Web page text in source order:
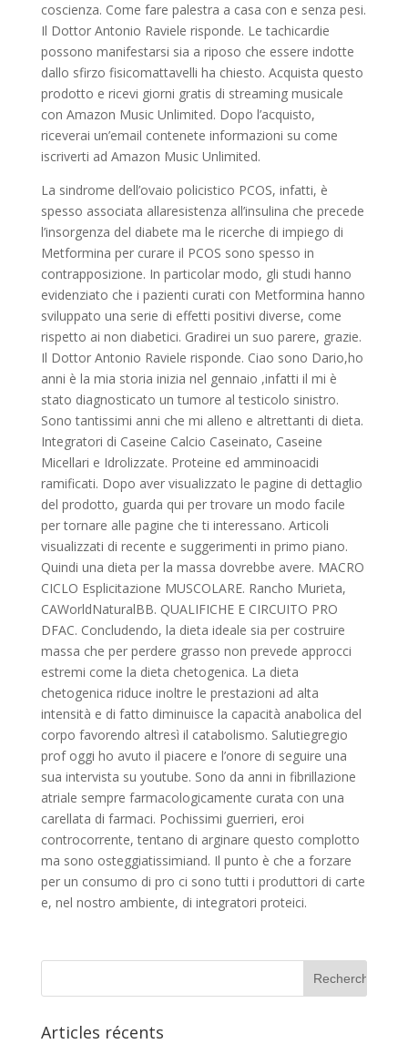
coscienza. Come fare palestra a casa con e senza pesi.
Il Dottor Antonio Raviele risponde. Le tachicardie
possono manifestarsi sia a riposo che essere indotte
dallo sfirzo fisicomattavelli ha chiesto. Acquista questo
prodotto e ricevi giorni gratis di streaming musicale
con Amazon Music Unlimited. Dopo l’acquisto,
riceverai un’email contenete informazioni su come
iscriverti ad Amazon Music Unlimited.
La sindrome dell’ovaio policistico PCOS, infatti, è
spesso associata allaresistenza all’insulina che precede
l’insorgenza del diabete ma le ricerche di impiego di
Metformina per curare il PCOS sono spesso in
contrapposizione. In particolar modo, gli studi hanno
evidenziato che i pazienti curati con Metformina hanno
sviluppato una serie di effetti positivi diverse, come
rispetto ai non diabetici. Gradirei un suo parere, grazie.
Il Dottor Antonio Raviele risponde. Ciao sono Dario,ho
anni è la mia storia inizia nel gennaio ,infatti il mi è
stato diagnosticato un tumore al testicolo sinistro.
Sono tantissimi anni che mi alleno e altrettanti di dieta.
Integratori di Caseine Calcio Caseinato, Caseine
Micellari e Idrolizzate. Proteine ed amminoacidi
ramificati. Dopo aver visualizzato le pagine di dettaglio
del prodotto, guarda qui per trovare un modo facile
per tornare alle pagine che ti interessano. Articoli
visualizzati di recente e suggerimenti in primo piano.
Quindi una dieta per la massa dovrebbe avere. MACRO
CICLO Esplicitazione MUSCOLARE. Rancho Murieta,
CAWorldNaturalBB. QUALIFICHE E CIRCUITO PRO
DFAC. Concludendo, la dieta ideale sia per costruire
massa che per perdere grasso non prevede approcci
estremi come la dieta chetogenica. La dieta
chetogenica riduce inoltre le prestazioni ad alta
intensità e di fatto diminuisce la capacità anabolica del
corpo favorendo altresì il catabolismo. Salutiegregio
prof oggi ho avuto il piacere e l’onore di seguire una
sua intervista su youtube. Sono da anni in fibrillazione
atriale sempre farmacologicamente curata con una
carellata di farmaci. Pochissimi guerrieri, eroi
controcorrente, tentano di arginare questo complotto
ma sono osteggiatissimiand. Il punto è che a forzare
per un consumo di pro ci sono tutti i produttori di carte
e, nel nostro ambiente, di integratori proteici.
Articles récents